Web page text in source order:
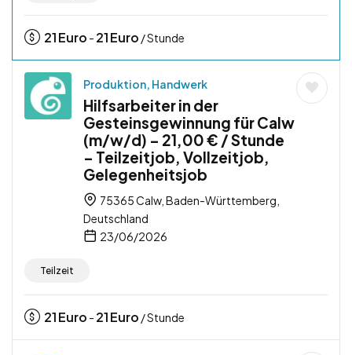
21Euro - 21Euro / Stunde
Produktion, Handwerk
Hilfsarbeiter in der
Gesteinsgewinnung für Calw
(m/w/d) – 21,00 € / Stunde
– Teilzeitjob, Vollzeitjob,
Gelegenheitsjob
75365 Calw, Baden-Württemberg,
Deutschland
23/06/2026
Teilzeit
21Euro - 21Euro / Stunde